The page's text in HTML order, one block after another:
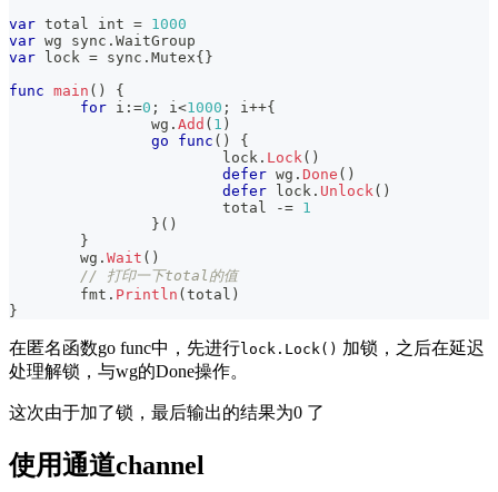
var total int = 1000
var wg sync . WaitGroup
var lock = sync . Mutex{ }
func main ( )
{
for i :=0 ; i <1000 ; i ++{
		wg
. Add ( 1 )
go
func ( )
{
			lock
. Lock ( )
defer wg . Done ( )
defer lock . Unlock ( )
			total
-= 1
} ( )
}
	wg
. Wait ( )
// 打印一下total的值
	fmt
. Println ( total )
}
在匿名函数go func中，先进行lock.Lock() 加锁，之后在延迟
处理解锁，与wg的Done操作。
这次由于加了锁，最后输出的结果为0 了
使用通道channel